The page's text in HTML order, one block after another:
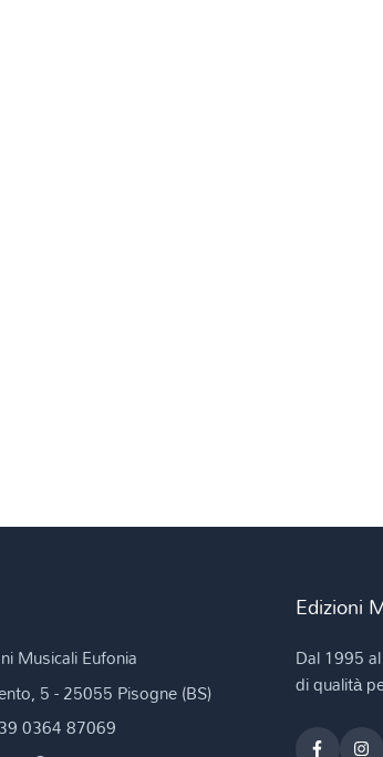
Musicali Eufonia
5 - 25055 Pisogne (BS)
0364 87069
Edizioni
Dal 1995
di qualità